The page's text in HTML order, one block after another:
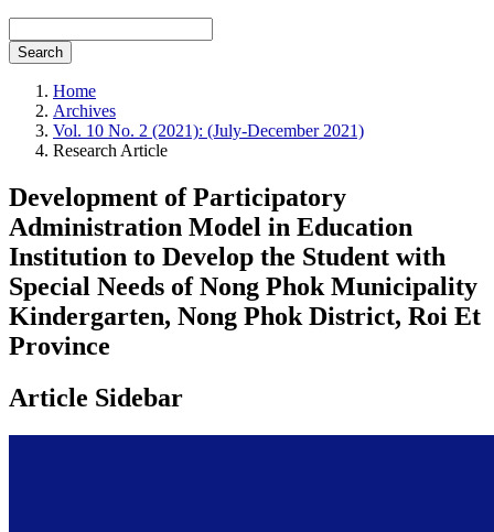
Search
Home
Archives
Vol. 10 No. 2 (2021): (July-December 2021)
Research Article
Development of Participatory
Administration Model in Education
Institution to Develop the Student with
Special Needs of Nong Phok Municipality
Kindergarten, Nong Phok District, Roi Et
Province
Article Sidebar